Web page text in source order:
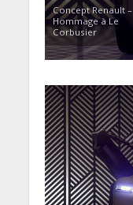
Concept Renault –
Hommage à Le
Corbusier